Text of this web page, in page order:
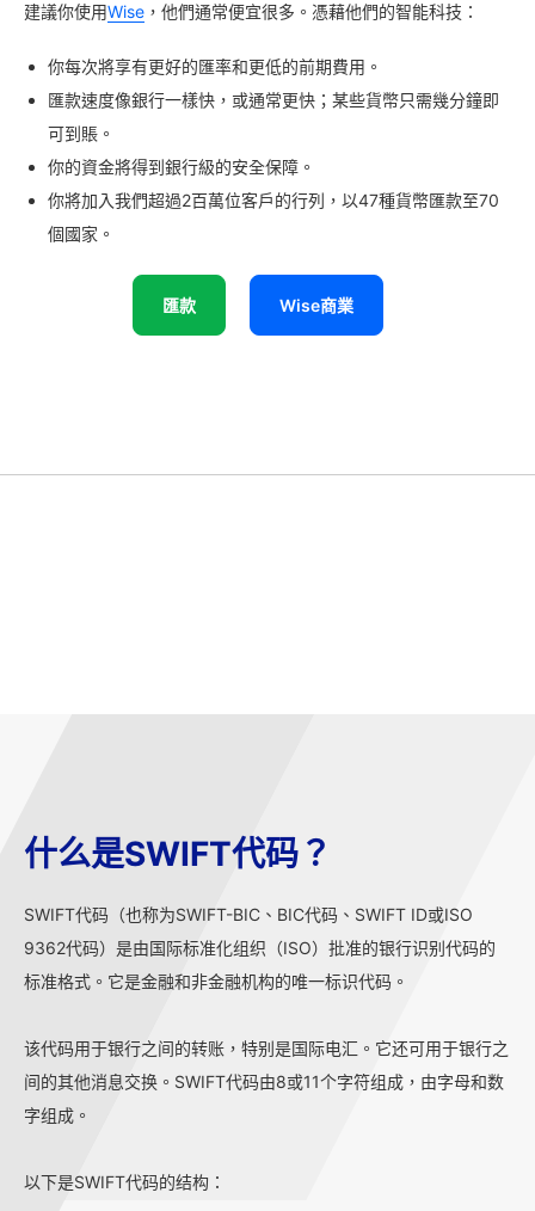
建議你使用Wise ，他們通常便宜很多。憑藉他們的智能科技：
你每次將享有更好的匯率和更低的前期費用。
匯款速度像銀行一樣快，或通常更快；某些貨幣只需幾分鐘即
可到賬。
你的資金將得到銀行級的安全保障。
你將加入我們超過2百萬位客戶的行列，以47種貨幣匯款至70
個國家。
匯款 Wise商業
什么是SWIFT代码？
SWIFT代码（也称为SWIFT-BIC、BIC代码、SWIFT ID或ISO
9362代码）是由国际标准化组织（ISO）批准的银行识别代码的
标准格式。它是金融和非金融机构的唯一标识代码。
该代码用于银行之间的转账，特别是国际电汇。它还可用于银行之
间的其他消息交换。SWIFT代码由8或11个字符组成，由字母和数
字组成。
以下是SWIFT代码的结构：